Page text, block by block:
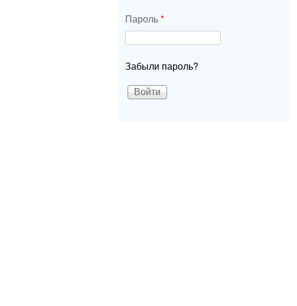
Пароль*
Забыли пароль?